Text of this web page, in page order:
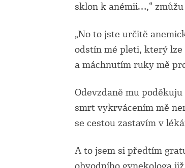
sklon k anémii…,“
„No to jste určitě
odstín mé pleti, který
a máchnutím ruky mě
Odevzdaně mu
smrt vykrvácením mě
se cestou zastavím v
A to jsem si předtím